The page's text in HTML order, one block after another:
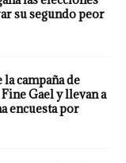
su segundo peor
campaña de
Gael y llevan a
encuesta por